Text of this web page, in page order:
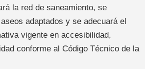
la red de saneamiento, se
adaptados y se adecuará el
vigente en accesibilidad,
conforme al Código Técnico de la